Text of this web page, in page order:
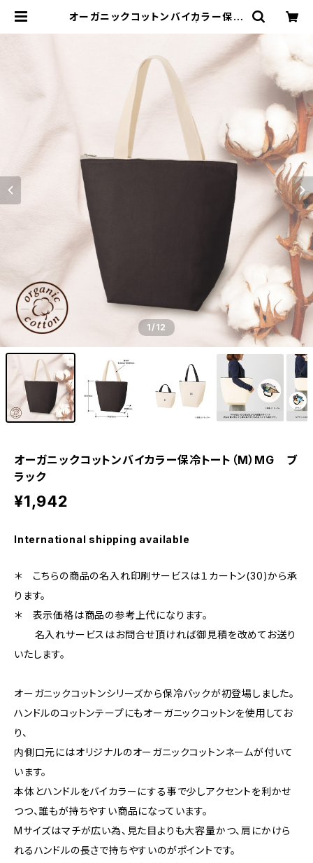
オーガニックコットンバイカラー保冷
1/12
オーガニックコットンバイカラー保冷トート（M）MG ブ
ラック
¥1,942
International shipping available
＊ こちらの商品の名入れ印刷サービスは１カートン(30)から承
ります。
＊ 表示価格は商品の参考上代になります。
名入れサービスはお問合せ頂ければ御見積を改めてお送り
いたします。
オーガニックコットンシリーズから保冷バックが初登場しました。
ハンドルのコットンテープにもオーガニックコットンを使用してお
り、
内側口元にはオリジナルのオーガニックコットンネームが付いて
います。
本体とハンドルをバイカラーにする事で少しアクセントを利かせ
つつ、誰もが持ちやすい商品になっています。
Mサイズはマチが広い為、見た目よりも大容量かつ、肩にかけら
れるハンドルの長さで持ちやすいのがポイントです。